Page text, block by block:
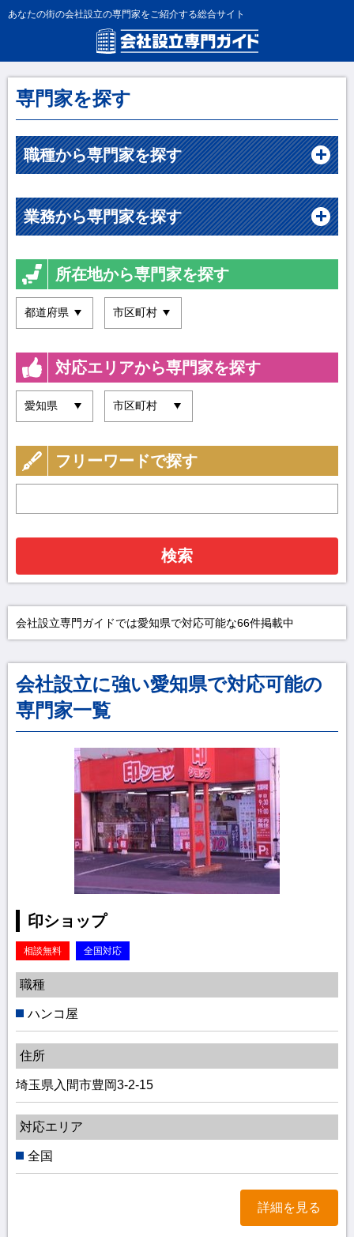
あなたの街の会社設立の専門家をご紹介する総合サイト
専門家を探す
職種から専門家を探す
業務から専門家を探す
所在地から専門家を探す
対応エリアから専門家を探す
フリーワードで探す
検索
会社設立専門ガイドでは愛知県で対応可能な66件掲載中
会社設立に強い愛知県で対応可能の
専門家一覧
印ショップ
相談無料 全国対応
職種
ハンコ屋
住所
埼玉県入間市豊岡3-2-15
対応エリア
全国
詳細を見る